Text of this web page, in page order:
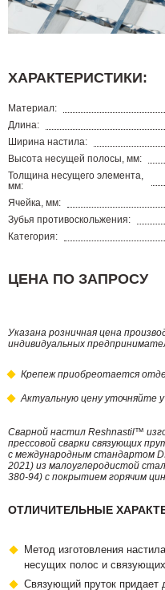
ХАРАКТЕРИСТИКИ:
Материал:
Длина:
Ширина настила:
Высота несущей полосы, мм:
Толщина несущего элемента,
мм:
Ячейка, мм:
Зубья противоскольжения:
Категория:
ЦЕНА ПО ЗАПРОСУ
Указана розничная цена
индивидуальных
Крепеж приобреотается
Актуальную цену уточняйте
Сварной настил Reshnastil™
прессовой сварки связующих
с международным стандартом
2021) из малоуглеродистой
380-94) с покрытием горячим
ОТЛИЧИТЕЛЬНЫЕ
Метод изготовления
несущих полос и связующих
Связующий пруток придает